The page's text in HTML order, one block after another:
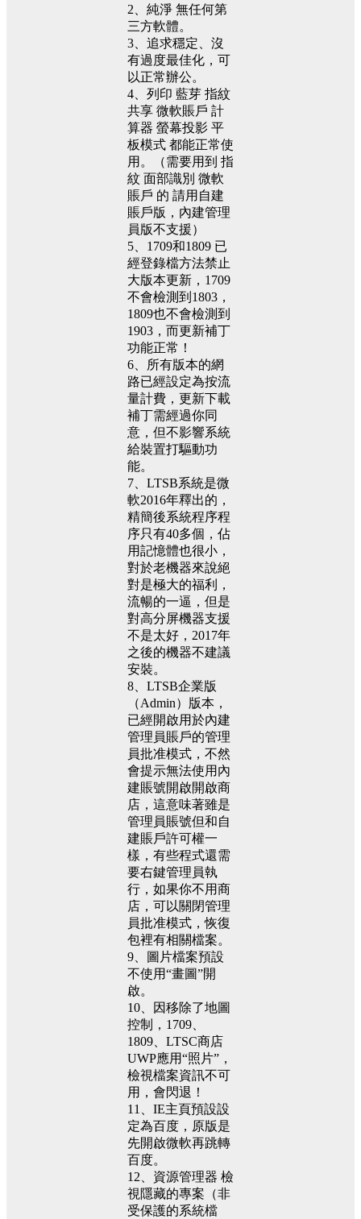
2、純淨 無任何第
三方軟體。
3、追求穩定、沒
有過度最佳化，可
以正常辦公。
4、列印 藍芽 指紋
共享 微軟賬戶 計
算器 螢幕投影 平
板模式 都能正常使
用。（需要用到 指
紋 面部識別 微軟
賬戶 的 請用自建
賬戶版，內建管理
員版不支援）
5、1709和1809 已
經登錄檔方法禁止
大版本更新，1709
不會檢測到1803，
1809也不會檢測到
1903，而更新補丁
功能正常！
6、所有版本的網
路已經設定為按流
量計費，更新下載
補丁需經過你同
意，但不影響系統
給裝置打驅動功
能。
7、LTSB系統是微
軟2016年釋出的，
精簡後系統程序程
序只有40多個，佔
用記憶體也很小，
對於老機器來說絕
對是極大的福利，
流暢的一逼，但是
對高分屏機器支援
不是太好，2017年
之後的機器不建議
安裝。
8、LTSB企業版
（Admin）版本，
已經開啟用於內建
管理員賬戶的管理
員批准模式，不然
會提示無法使用內
建賬號開啟開啟商
店，這意味著雖是
管理員賬號但和自
建賬戶許可權一
樣，有些程式還需
要右鍵管理員執
行，如果你不用商
店，可以關閉管理
員批准模式，恢復
包裡有相關檔案。
9、圖片檔案預設
不使用“畫圖”開
啟。
10、因移除了地圖
控制，1709、
1809、LTSC商店
UWP應用“照片”，
檢視檔案資訊不可
用，會閃退！
11、IE主頁預設設
定為百度，原版是
先開啟微軟再跳轉
百度。
12、資源管理器 檢
視隱藏的專案（非
受保護的系統檔